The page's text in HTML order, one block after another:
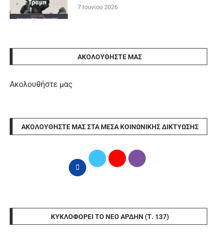
7 Ιουνίου 2026
ΑΚΟΛΟΥΘΉΣΤΕ ΜΑΣ
Ακολουθήστε μας
ΑΚΟΛΟΥΘΉΣΤΕ ΜΑΣ ΣΤΑ ΜΈΣΑ ΚΟΙΝΩΝΙΚΉΣ ΔΙΚΤΎΩΣΗΣ
ΚΥΚΛΟΦΟΡΕΊ ΤΟ ΝΈΟ ΆΡΔΗΝ (Τ. 137)